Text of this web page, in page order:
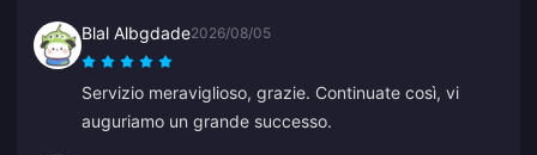
Blal Albgdade2026/08/05
Servizio meraviglioso, grazie. Continuate così, vi
auguriamo un grande successo.